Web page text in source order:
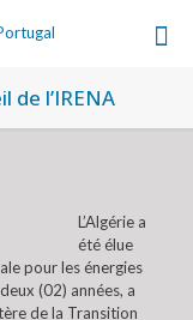
de l’IRENA
L’Algérie a
été élue
pour les énergies
(02) années, a
de la Transition